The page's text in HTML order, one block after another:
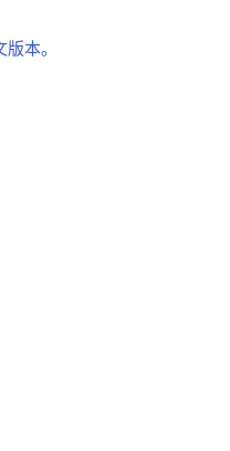
本。